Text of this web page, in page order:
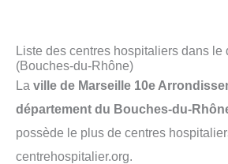
Liste des centres hospitaliers dans le
(Bouches-du-Rhône)
La ville de Marseille 10e
département du Bouches-du-
possède le plus de centres
centrehospitalier.org.